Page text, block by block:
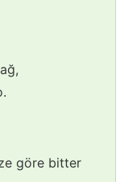
göre bitter